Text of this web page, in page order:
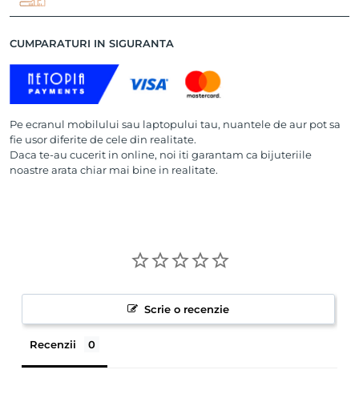
CUMPARATURI IN SIGURANTA
Pe ecranul mobilului sau laptopului tau, nuantele de aur pot sa
fie usor diferite de cele din realitate.
Daca te-au cucerit in online, noi iti garantam ca bijuteriile
noastre arata chiar mai bine in realitate.
Scrie o recenzie
Recenzii